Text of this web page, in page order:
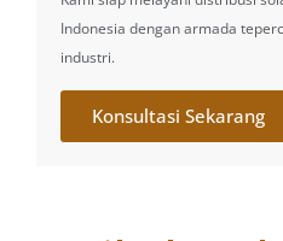
Indonesia dengan armada
industri.
Konsultasi Sekarang